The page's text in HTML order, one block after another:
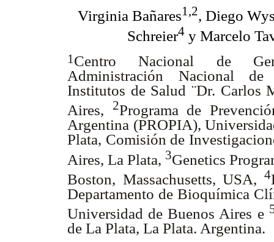
Virginia Bañares1,2, Diego
Schreier4 y Marcelo
1 Centro Nacional de
Administración Nacional
Institutos de Salud ¨Dr. Carlos
Aires,
2Programa de
Argentina (PROPIA),
Plata, Comisión de
Aires, La Plata, 3Genetics
Boston, Massachusetts, USA, 4
Departamento de Bioquímica
Universidad de Buenos Aires e
de La Plata, La Plata. Argentina.